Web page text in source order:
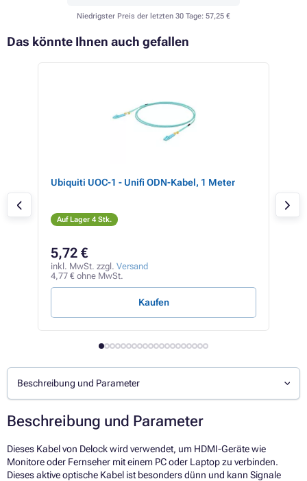
Niedrigster Preis der letzten 30 Tage: 57,25 €
Das könnte Ihnen auch gefallen
Ubiquiti UOC-1 - Unifi ODN-Kabel, 1 Meter
Auf Lager 4 Stk.
5,72 €
inkl. MwSt. zzgl. Versand
4,77 € ohne MwSt.
Kaufen
Beschreibung und Parameter
Beschreibung und Parameter
Dieses Kabel von Delock wird verwendet, um HDMI-Geräte wie
Monitore oder Fernseher mit einem PC oder Laptop zu verbinden.
Dieses aktive optische Kabel ist besonders dünn und kann Signale